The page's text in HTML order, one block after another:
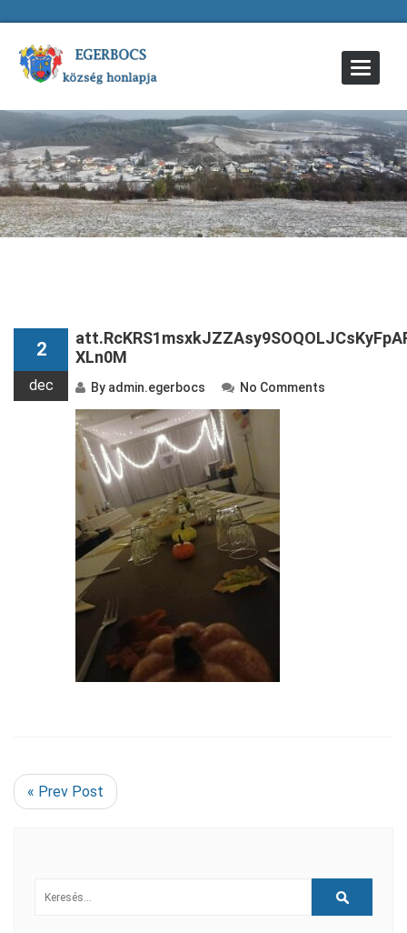
Toggle
2
dec
XLn0M
By admin.egerbocs No Comments
« Prev Post